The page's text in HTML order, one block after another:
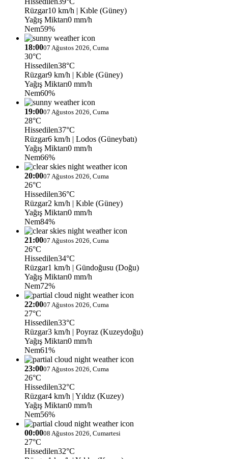
Rüzgar10 km/h | Kıble (Güney)
Yağış Miktarı0 mm/h
Nem59%
18:0007 Ağustos 2026, Cuma
30°C
Hissedilen38°C
Rüzgar9 km/h | Kıble (Güney)
Yağış Miktarı0 mm/h
Nem60%
19:0007 Ağustos 2026, Cuma
28°C
Hissedilen37°C
Rüzgar6 km/h | Lodos (Güneybatı)
Yağış Miktarı0 mm/h
Nem66%
20:0007 Ağustos 2026, Cuma
26°C
Hissedilen36°C
Rüzgar2 km/h | Kıble (Güney)
Yağış Miktarı0 mm/h
Nem84%
21:0007 Ağustos 2026, Cuma
26°C
Hissedilen34°C
Rüzgar1 km/h | Gündoğusu (Doğu)
Yağış Miktarı0 mm/h
Nem72%
22:0007 Ağustos 2026, Cuma
27°C
Hissedilen33°C
Rüzgar3 km/h | Poyraz (Kuzeydoğu)
Yağış Miktarı0 mm/h
Nem61%
23:0007 Ağustos 2026, Cuma
26°C
Hissedilen32°C
Rüzgar4 km/h | Yıldız (Kuzey)
Yağış Miktarı0 mm/h
Nem56%
00:0008 Ağustos 2026, Cumartesi
27°C
Hissedilen32°C